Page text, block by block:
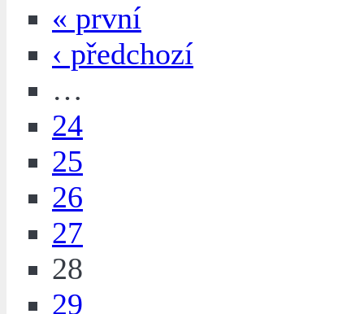
« první
‹ předchozí
…
24
25
26
27
28
29